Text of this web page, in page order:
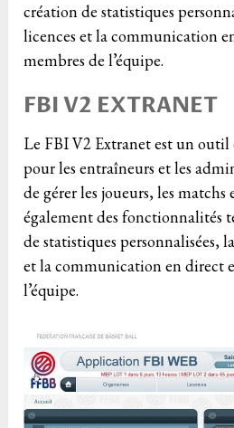
création de statistiques
licences et la communication
membres de l’équipe.
FBI V2 EXTRANET
Le FBI V2 Extranet est un outil
pour les entraîneurs et les
de gérer les joueurs, les matchs
également des fonctionnalités
de statistiques personnalisées,
et la communication en direct
l’équipe.